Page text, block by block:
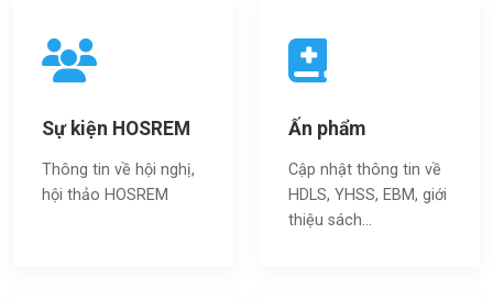
Sự kiện HOSREM
Thông tin về hội nghị,
hội thảo HOSREM
Ấn phẩm
Cập nhật thông tin về
HDLS, YHSS, EBM, giới
thiệu sách…